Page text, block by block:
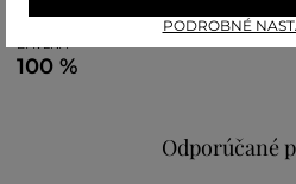
vrchný materiál
BAVLNA
100 %
Odporúčané
PODROBNÉ